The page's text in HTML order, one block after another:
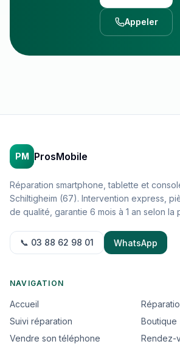
Appeler
PM ProsMobile
Réparation smartphone, tablette et
Schiltigheim (67). Intervention express,
de qualité, garantie 6 mois à 1 an selon la
📞 03 88 62 98 01 WhatsApp
NAVIGATION
Accueil
Suivi réparation
Boutique
Vendre son téléphone
Rendez-